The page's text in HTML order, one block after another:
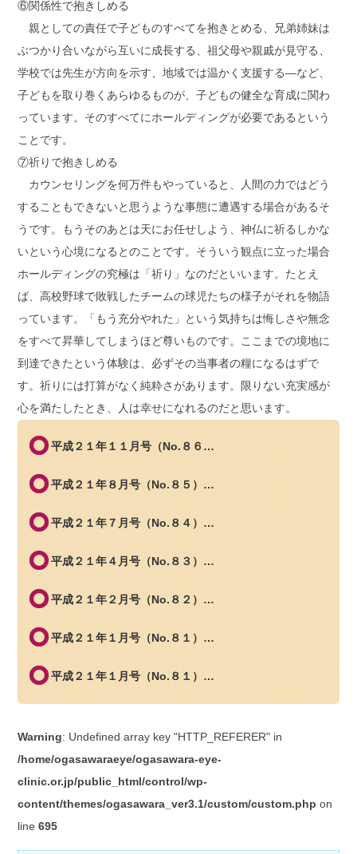
⑥関係性で抱きしめる
親としての責任で子どものすべてを抱きとめる、兄弟姉妹は
ぶつかり合いながら互いに成長する、祖父母や親戚が見守る、
学校では先生が方向を示す、地域では温かく支援する―など、
子どもを取り巻くあらゆるものが、子どもの健全な育成に関わ
っています。そのすべてにホールディングが必要であるという
ことです。
⑦祈りで抱きしめる
カウンセリングを何万件もやっていると、人間の力ではどう
することもできないと思うような事態に遭遇する場合があるそ
うです。もうそのあとは天にお任せしよう、神仏に祈るしかな
いという心境になるとのことです。そういう観点に立った場合
ホールディングの究極は「祈り」なのだといいます。たとえ
ば、高校野球で敗戦したチームの球児たちの様子がそれを物語
っています。「もう充分やれた」という気持ちは悔しさや無念
をすべて昇華してしまうほど尊いものです。ここまでの境地に
到達できたという体験は、必ずその当事者の糧になるはずで
す。祈りには打算がなく純粋さがあります。限りない充実感が
心を満たしたとき、人は幸せになれるのだと思います。
平成２１年１１月号（No.８６…
平成２１年８月号（No.８５）…
平成２１年７月号（No.８４）…
平成２１年４月号（No.８３）…
平成２１年２月号（No.８２）…
平成２１年１月号（No.８１）…
平成２１年１月号（No.８１）…
Warning: Undefined array key "HTTP_REFERER" in
/home/ogasawaraeye/ogasawara-eye-
clinic.or.jp/public_html/control/wp-
content/themes/ogasawara_ver3.1/custom/custom.php on
line695